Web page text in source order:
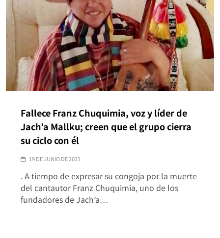
Fallece Franz Chuquimia, voz y líder de
Jach’a Mallku; creen que el grupo cierra
su ciclo con él
19 DE JUNIO DE 2023
. A tiempo de expresar su congoja por la muerte
del cantautor Franz Chuquimia, uno de los
fundadores de Jach’a…